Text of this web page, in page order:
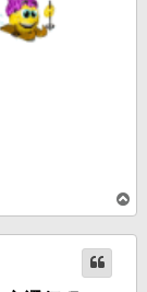
頂
端